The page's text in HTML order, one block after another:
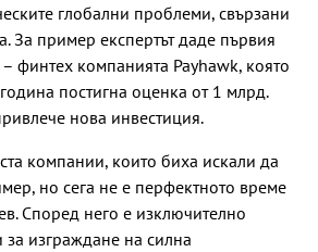
глобални проблеми, свързани
За пример експертът даде първия
финтех компанията Payhawk, която
постигна оценка от 1 млрд.
нова инвестиция.
компании, които биха искали да
но сега не е перфектното време
Според него е изключително
изграждане на силна